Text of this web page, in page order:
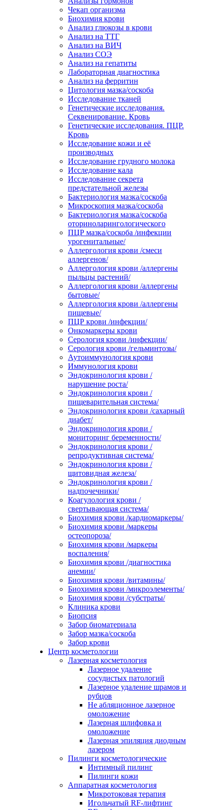
Чекап организма
Биохимия крови
Анализ глюкозы в крови
Анализ на ТТГ
Анализ на ВИЧ
Анализ СОЭ
Анализ на гепатиты
Лабораторная диагностика
Анализ на ферритин
Цитология мазка/соскоба
Исследование тканей
Генетические исследования.
Секвенирование. Кровь
Генетические исследования. ПЦР.
Кровь
Исследование кожи и её
производных
Исследование грудного молока
Исследование кала
Исследование секрета
предстательной железы
Бактериология мазка/соскоба
Микроскопия мазка/соскоба
Бактериология мазка/соскоба
оториноларингологического
ПЦР мазка/соскоба /инфекции
урогенитальные/
Аллергология крови /смеси
аллергенов/
Аллергология крови /аллергены
пыльцы растений/
Аллергология крови /аллергены
бытовые/
Аллергология крови /аллергены
пищевые/
ПЦР крови /инфекции/
Онкомаркеры крови
Серология крови /инфекции/
Серология крови /гельминтозы/
Аутоиммунология крови
Иммунология крови
Эндокринология крови /
нарушение роста/
Эндокринология крови /
пищеварительная система/
Эндокринология крови /сахарный
диабет/
Эндокринология крови /
мониторинг беременности/
Эндокринология крови /
репродуктивная система/
Эндокринология крови /
щитовидная железа/
Эндокринология крови /
надпочечники/
Коагулология крови /
свертывающая система/
Биохимия крови /кардиомаркеры/
Биохимия крови /маркеры
остеопороза/
Биохимия крови /маркеры
воспаления/
Биохимия крови /диагностика
анемии/
Биохимия крови /витамины/
Биохимия крови /микроэлементы/
Биохимия крови /субстраты/
Клиника крови
Биопсия
Забор биоматериала
Забор мазка/соскоба
Забор крови
Центр косметологии
Лазерная косметология
Лазерное удаление
сосудистых патологий
Лазерное удаление шрамов и
рубцов
Не абляционное лазерное
омоложение
Лазерная шлифовка и
омоложение
Лазерная эпиляция диодным
лазером
Пилинги косметологические
Интимный пилинг
Пилинги кожи
Аппаратная косметология
Микротоковая терапия
Игольчатый RF-лифтинг